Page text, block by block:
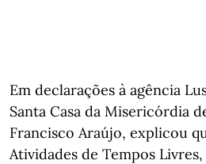
Em declarações à agência
Santa Casa da Misericórdia
Francisco Araújo, explicou
Atividades de Tempos